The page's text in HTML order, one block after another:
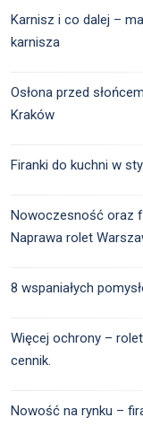
Karnisz i co dalej –
karnisza
Osłona przed
Kraków
Firanki do kuchni w
Nowoczesność oraz
Naprawa rolet
8 wspaniałych
Więcej ochrony –
cennik.
Nowość na rynku –